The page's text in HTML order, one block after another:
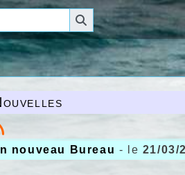
nouveau Bureau - le 21/03/